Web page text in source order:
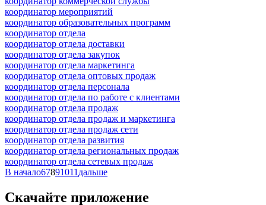
координатор мероприятий
координатор образовательных программ
координатор отдела
координатор отдела доставки
координатор отдела закупок
координатор отдела маркетинга
координатор отдела оптовых продаж
координатор отдела персонала
координатор отдела по работе с клиентами
координатор отдела продаж
координатор отдела продаж и маркетинга
координатор отдела продаж сети
координатор отдела развития
координатор отдела региональных продаж
координатор отдела сетевых продаж
В начало67891011 дальше
Скачайте приложение